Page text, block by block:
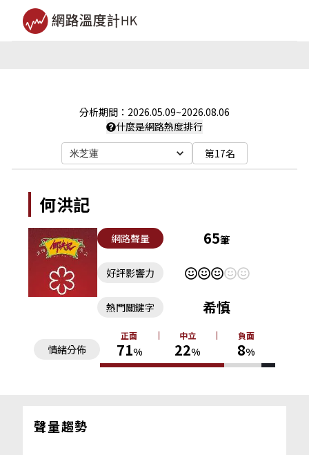
分析期間： 2026.05.09~2026.08.06
什麼是網路熱度排行
米芝蓮 第17名
何洪記
網路聲量 65筆
好評影響力
情緒分佈
正面
71%
中立
22%
負面
8%
熱門關鍵字 希慎
聲量趨勢